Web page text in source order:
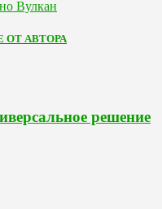
Вулкан
ОТ АВТОРА
решение